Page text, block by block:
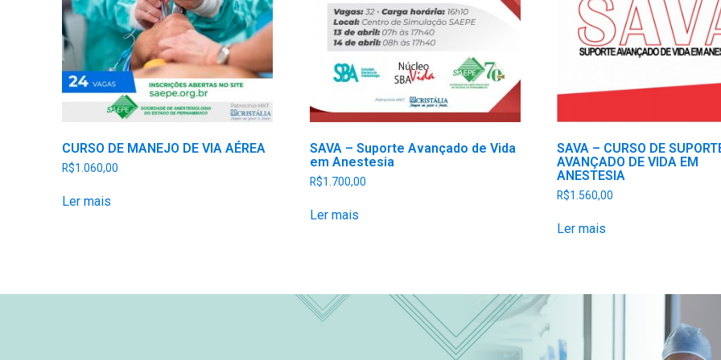
CURSO DE MANEJO DE VIA AÉREA
R$1.060,00
Ler mais
SAVA – Suporte Avançado de Vida
em Anestesia
R$1.700,00
Ler mais
SAVA – CURSO DE
AVANÇADO DE VIDA EM
ANESTESIA
R$1.560,00
Ler mais